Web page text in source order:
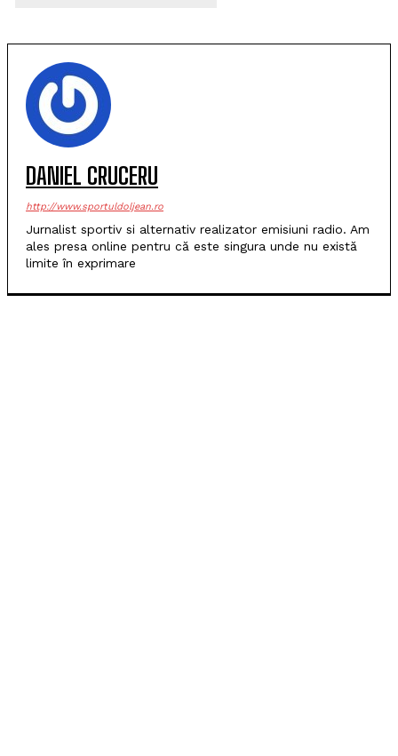
DANIEL CRUCERU
http://www.sportuldoljean.ro
Jurnalist sportiv si alternativ realizator emisiuni radio. Am
ales presa online pentru că este singura unde nu există
limite în exprimare